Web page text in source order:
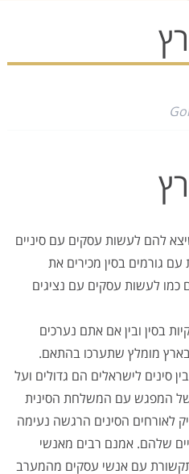
להם לעשות עסקים עם סיניים
גורמים בסין מכירים את
לעשות עסקים עם נציגים
בסין ובין אם אתם נערכים
בארץ מומלץ שתערכו בהתאם.
סינים לישראלים הם גדולים ועל
של המפגש עם המשלחת הסינית
לאורחים הסינים הרגשה נעימה
שלהם. אמנם רבים מאנשי
עם אנשי עסקים מהמערב